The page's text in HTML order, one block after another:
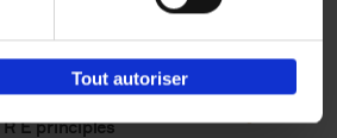
Tout autoriser
E principles €34,99